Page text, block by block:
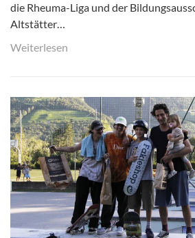
die Rheuma-Liga und der
Altstätter…
Weiterlesen